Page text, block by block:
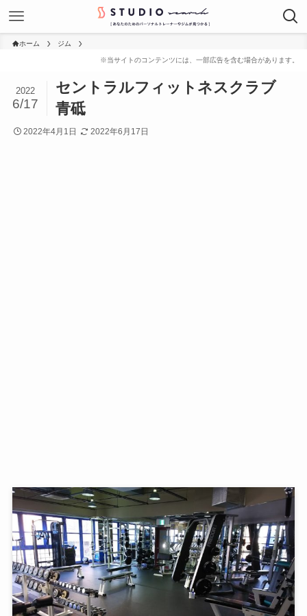
ホーム ジム
セントラルフィットネスクラブ
青砥
2022
6/17
2022年4月1日 2022年6月17日